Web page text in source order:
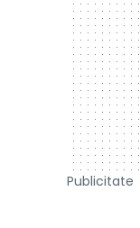
Publicitate